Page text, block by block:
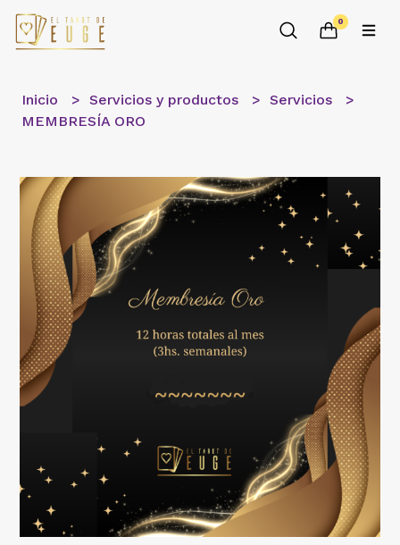
0
Inicio Servicios y productos
Servicios
MEMBRESÍA ORO